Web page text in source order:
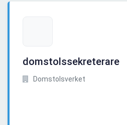
domstolssekreterare
Domstolsverket